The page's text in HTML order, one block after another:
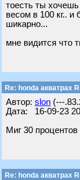
тоесть ты
весом в 100 кг..
шикарно...
мне видится что
Re: honda акватрах
Автор: slon (---
Дата: 16-09-23
Миг 30
Re: honda акватрах